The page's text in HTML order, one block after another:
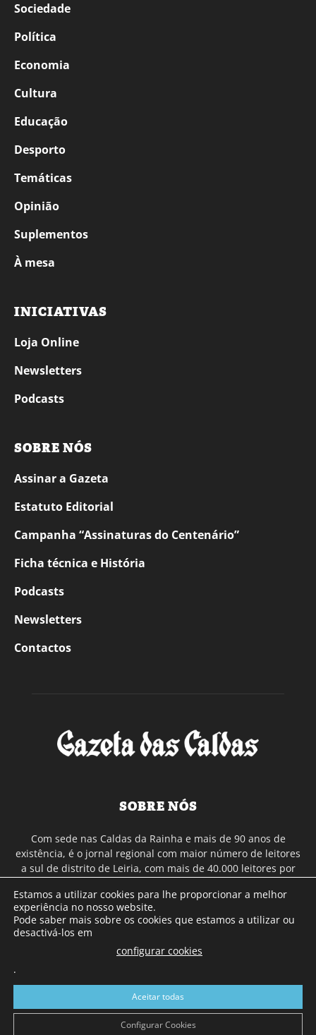
Sociedade
Política
Economia
Cultura
Educação
Desporto
Temáticas
Opinião
Suplementos
À mesa
INICIATIVAS
Loja Online
Newsletters
Podcasts
SOBRE NÓS
Assinar a Gazeta
Estatuto Editorial
Campanha “Assinaturas do Centenário”
Ficha técnica e História
Podcasts
Newsletters
Contactos
SOBRE NÓS
Com sede nas Caldas da Rainha e mais de 90 anos de
existência, é o jornal regional com maior número de leitores
a sul de distrito de Leiria, com mais de 40.000 leitores por
Continental e assinatura online.
SIGA-NOS
Estamos a utilizar cookies para lhe proporcionar a melhor
experiência no nosso website.
Pode saber mais sobre os cookies que estamos a utilizar ou
desactivá-los em
configurar cookies
.
Aceitar todas
Configurar Cookies